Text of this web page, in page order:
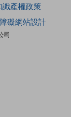
司
識產權政策
礙網站設計